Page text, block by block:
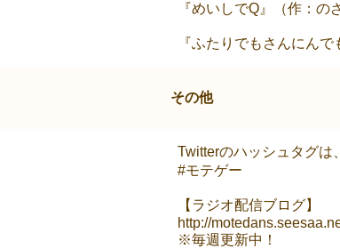
『めいしでQ』（作：の
『ふたりでもさんにん
その他
Twitterのハッシュタグは、
#モテゲー
【ラジオ配信ブログ】
http://
※毎週更新中！